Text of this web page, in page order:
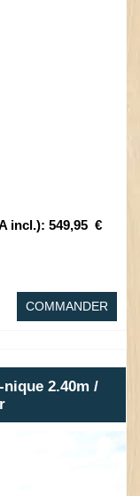
incl.): 549,95 €
COMMANDER
nique 2.40m /